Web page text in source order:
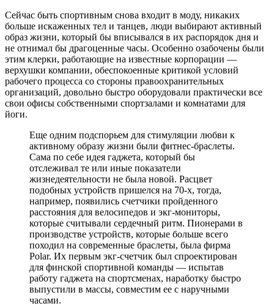
Сейчас быть спортивным снова входит в моду, никаких
больше искаженных тел и танцев, люди выбирают активный
образ жизни, который бы вписывался в их распорядок дня и
не отнимал бы драгоценные часы. Особенно озабочены были
этим клерки, работающие на известные корпорации —
верхушки компании, обеспокоенные критикой условий
рабочего процесса со стороны правоохранительных
организаций, довольно быстро оборудовали практически все
свои офисы собственными спортзалами и комнатами для
йоги.
Еще одним подспорьем для стимуляции любви к
активному образу жизни были фитнес-браслеты.
Сама по себе идея гаджета, который бы
отслеживал те или иные показатели
жизнедеятельности не была новой. Расцвет
подобных устройств пришелся на 70-х, тогда,
например, появились счетчики пройденного
расстояния для велосипедов и экг-мониторы,
которые считывали сердечный ритм. Пионерами в
производстве устройств, которые больше всего
походил на современные браслеты, была фирма
Polar. Их первым экг-счетчик был спроектирован
для финской спортивной команды — испытав
работу гаджета на спортсменах, наработку быстро
выпустили в массы, совместим ее с наручными
часами.